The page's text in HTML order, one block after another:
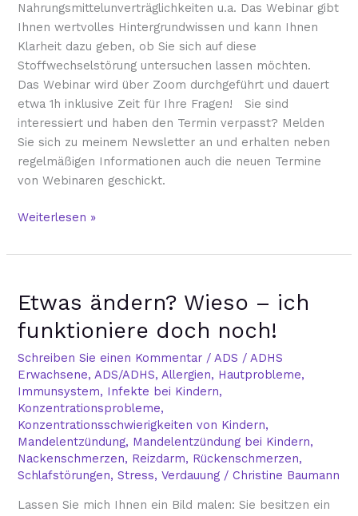
Nahrungsmittelunverträglichkeiten u.a. Das Webinar gibt
Ihnen wertvolles Hintergrundwissen und kann Ihnen
Klarheit dazu geben, ob Sie sich auf diese
Stoffwechselstörung untersuchen lassen möchten.
Das Webinar wird über Zoom durchgeführt und dauert
etwa 1h inklusive Zeit für Ihre Fragen! Sie sind
interessiert und haben den Termin verpasst? Melden
Sie sich zu meinem Newsletter an und erhalten neben
regelmäßigen Informationen auch die neuen Termine
von Webinaren geschickt.
Weiterlesen »
Etwas ändern? Wieso – ich
funktioniere doch noch!
Schreiben Sie einen Kommentar /ADS / ADHS
Erwachsene,ADS/ADHS,Allergien, Hautprobleme,
Immunsystem, Infekte bei Kindern,
Konzentrationsprobleme,
Konzentrationsschwierigkeiten von Kindern,
Mandelentzündung, Mandelentzündung bei Kindern,
Nackenschmerzen, Reizdarm, Rückenschmerzen,
Schlafstörungen,Stress,Verdauung /Christine Baumann
Lassen Sie mich Ihnen ein Bild malen: Sie besitzen ein
ändern?
Wieso
–
ich
funktioniere
doch
noch!